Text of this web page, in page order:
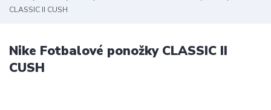
CLASSIC II CUSH
Nike Fotbalové ponožky CLASSIC II
CUSH